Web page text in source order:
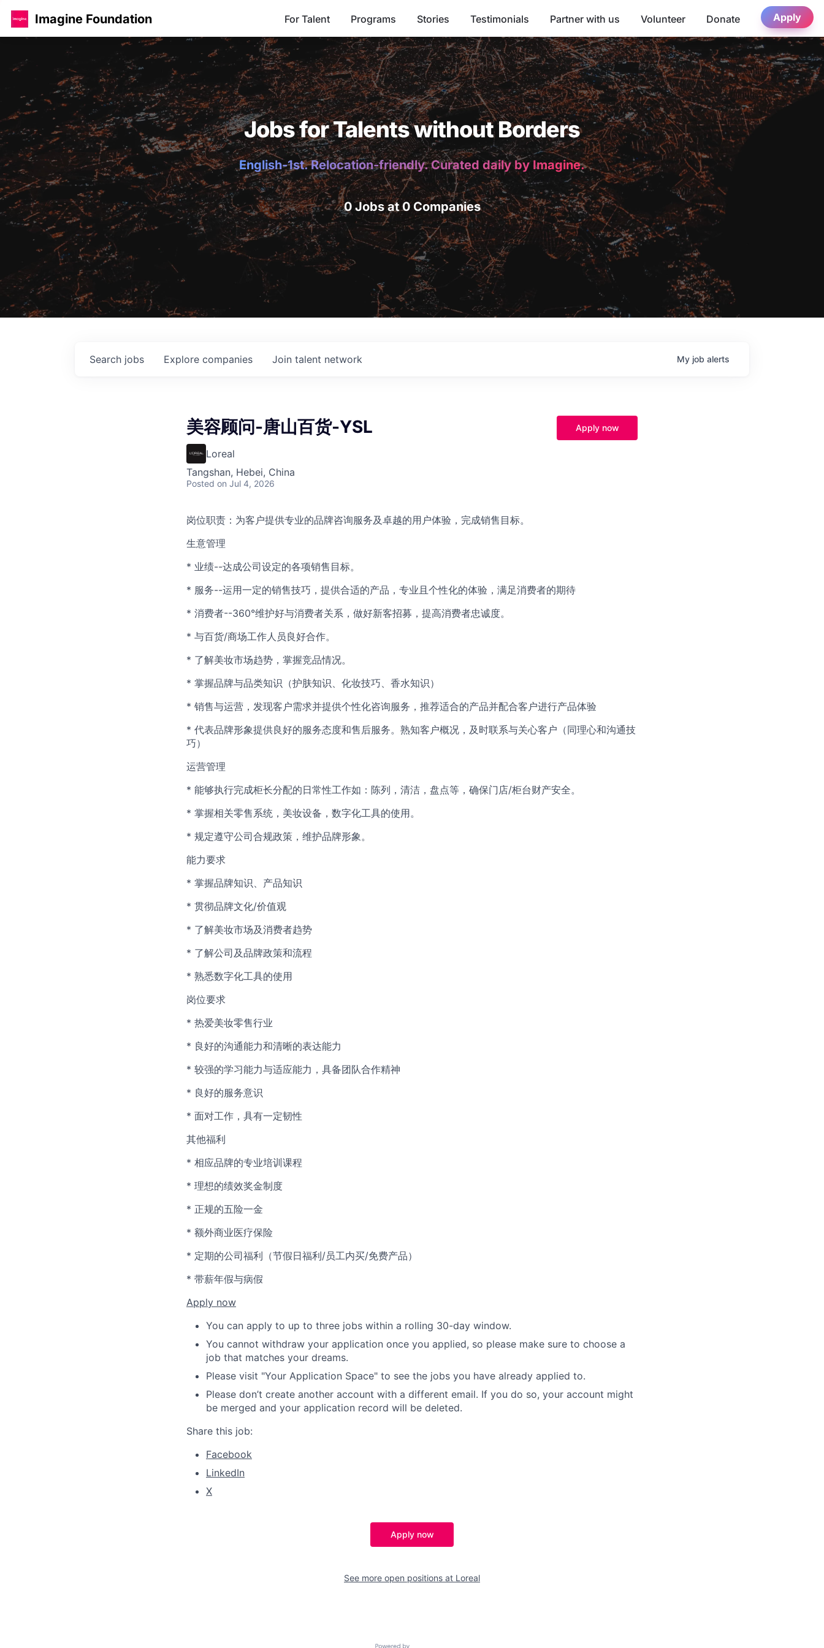
Imagine Foundation For Talent Programs Stories Testimonials Partner with us Volunteer Donate Apply
Jobs for Talents without Borders
English-1st. Relocation-friendly. Curated daily by Imagine.
0 Jobs at 0 Companies
Search jobs Explore companies Join talent network My job alerts
美容顾问-唐山百货-YSL
Loreal
Tangshan, Hebei, China
Posted on Jul 4, 2026
Apply now
岗位职责：为客户提供专业的品牌咨询服务及卓越的用户体验，完成销售目标。
生意管理
* 业绩--达成公司设定的各项销售目标。
* 服务--运用一定的销售技巧，提供合适的产品，专业且个性化的体验，满足消费者的期待
* 消费者--360°维护好与消费者关系，做好新客招募，提高消费者忠诚度。
* 与百货/商场工作人员良好合作。
* 了解美妆市场趋势，掌握竞品情况。
* 掌握品牌与品类知识（护肤知识、化妆技巧、香水知识）
* 销售与运营，发现客户需求并提供个性化咨询服务，推荐适合的产品并配合客户进行产品体验
* 代表品牌形象提供良好的服务态度和售后服务。熟知客户概况，及时联系与关心客户（同理心和沟通技
巧）
运营管理
* 能够执行完成柜长分配的日常性工作如：陈列，清洁，盘点等，确保门店/柜台财产安全。
* 掌握相关零售系统，美妆设备，数字化工具的使用。
* 规定遵守公司合规政策，维护品牌形象。
能力要求
* 掌握品牌知识、产品知识
* 贯彻品牌文化/价值观
* 了解美妆市场及消费者趋势
* 了解公司及品牌政策和流程
* 熟悉数字化工具的使用
岗位要求
* 热爱美妆零售行业
* 良好的沟通能力和清晰的表达能力
* 较强的学习能力与适应能力，具备团队合作精神
* 良好的服务意识
* 面对工作，具有一定韧性
其他福利
* 相应品牌的专业培训课程
* 理想的绩效奖金制度
* 正规的五险一金
* 额外商业医疗保险
* 定期的公司福利（节假日福利/员工内买/免费产品）
* 带薪年假与病假
Apply now
You can apply to up to three jobs within a rolling 30-day window.
You cannot withdraw your application once you applied, so please make sure to choose a
job that matches your dreams.
Please visit "Your Application Space" to see the jobs you have already applied to.
Please don’t create another account with a different email. If you do so, your account might
be merged and your application record will be deleted.
Share this job:
Facebook
LinkedIn
X
Apply now
See more open positions at Loreal